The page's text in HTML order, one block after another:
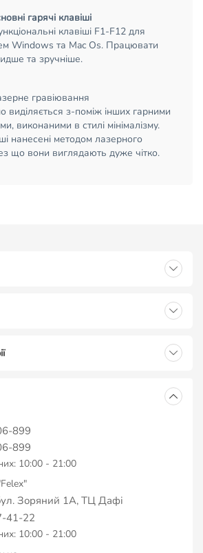
гарячі клавіші
клавіші F1-F12 для
Windows та Mac Os. Працювати
та зручніше.
гравіювання
виділяється з-поміж інших гарними
виконаними в стилі мінімалізму.
нанесені методом лазерного
що вони виглядають дуже чітко.
899
899
10:00 - 21:00
Зоряний 1А, ТЦ Дафі
41-22
10:00 - 21:00